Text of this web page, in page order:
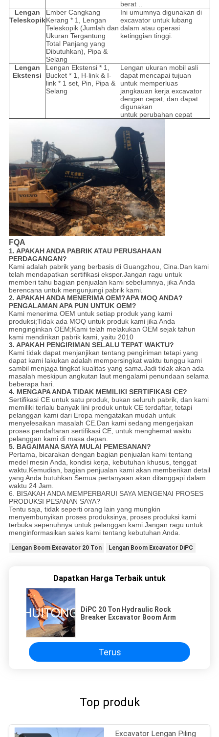
berat ..
Lengan
Teleskopik
Ember Cangkang
Kerang * 1, Lengan
Teleskopik (Jumlah dan
Ukuran Tergantung
Total Panjang yang
Dibutuhkan), Pipa &
Selang
Ini umumnya digunakan di
excavator untuk lubang
dalam atau operasi
ketinggian tinggi.
Lengan
Ekstensi
Lengan Ekstensi * 1,
Bucket * 1, H-link & I-
link * 1 set, Pin, Pipa &
Selang
Lengan ukuran mobil asli
dapat mencapai tujuan
untuk memperluas
jangkauan kerja excavator
dengan cepat, dan dapat
digunakan
untuk perubahan cepat
FQA
1. APAKAH ANDA PABRIK ATAU PERUSAHAAN
PERDAGANGAN?
Kami adalah pabrik yang berbasis di Guangzhou, Cina.Dan kami
telah mendapatkan sertifikasi ekspor.Jangan ragu untuk
memberi tahu bagian penjualan kami sebelumnya, jika Anda
berencana untuk mengunjungi pabrik kami.
2. APAKAH ANDA MENERIMA OEM?APA MOQ ANDA?
PENGALAMAN APA PUN UNTUK OEM?
Kami menerima OEM untuk setiap produk yang kami
produksi;Tidak ada MOQ untuk produk kami jika Anda
menginginkan OEM;Kami telah melakukan OEM sejak tahun
kami mendirikan pabrik kami, yaitu 2010
3. APAKAH PENGIRIMAN SELALU TEPAT WAKTU?
Kami tidak dapat menjanjikan tentang pengiriman tetapi yang
dapat kami lakukan adalah mempersingkat waktu tunggu kami
sambil menjaga tingkat kualitas yang sama.Jadi tidak akan ada
masalah meskipun angkutan laut mengalami penundaan selama
beberapa hari.
4. MENGAPA ANDA TIDAK MEMILIKI SERTIFIKASI CE?
Sertifikasi CE untuk satu produk, bukan seluruh pabrik, dan kami
memiliki terlalu banyak lini produk untuk CE terdaftar, tetapi
pelanggan kami dari Eropa mengatakan mudah untuk
menyelesaikan masalah CE.Dan kami sedang mengerjakan
proses pendaftaran sertifikasi CE, untuk menghemat waktu
pelanggan kami di masa depan.
5. BAGAIMANA SAYA MULAI PEMESANAN?
Pertama, bicarakan dengan bagian penjualan kami tentang
medel mesin Anda, kondisi kerja, kebutuhan khusus, tenggat
waktu.Kemudian, bagian penjualan kami akan memberikan detail
yang Anda butuhkan.Semua pertanyaan akan ditanggapi dalam
waktu 24 Jam.
6. BISAKAH ANDA MEMPERBARUI SAYA MENGENAI PROSES
PRODUKSI PESANAN SAYA?
Tentu saja, tidak seperti orang lain yang mungkin
menyembunyikan proses produksinya, proses produksi kami
terbuka sepenuhnya untuk pelanggan kami.Jangan ragu untuk
menginformasikan sales kami tentang kebutuhan Anda.
Lengan Boom Excavator 20 Ton Lengan Boom Excavator DiPC
Dapatkan Harga Terbaik untuk
DiPC 20 Ton Hydraulic Rock
Breaker Excavator Boom Arm
Terus
Top produk
Excavator Lengan Piling